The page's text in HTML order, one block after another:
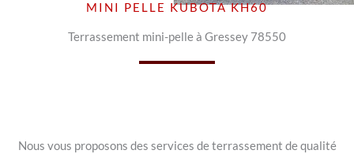
MINI PELLE KUBOTA KH60
Terrassement mini-pelle à Gressey 78550
Nous vous proposons des services de terrassement de qualité